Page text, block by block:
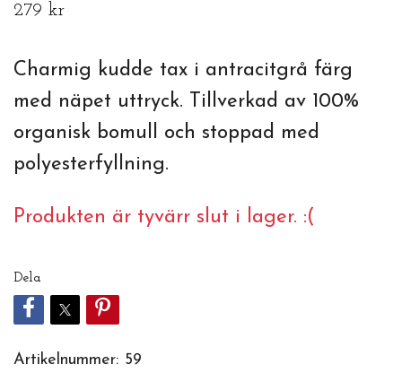
279 kr
Charmig kudde tax i antracitgrå färg
med näpet uttryck. Tillverkad av 100%
organisk bomull och stoppad med
polyesterfyllning.
Produkten är tyvärr slut i lager. :(
Dela
Artikelnummer: 59